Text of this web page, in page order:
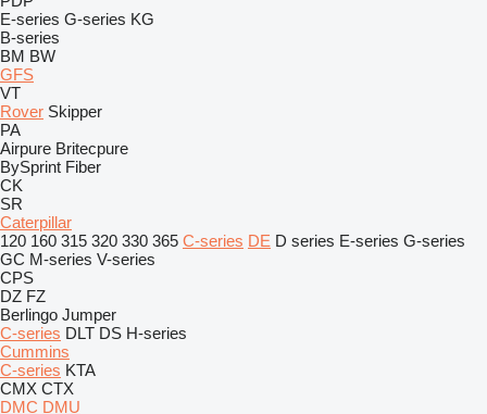
E-series G-series KG
B-series
BM BW
GFS
VT
Rover Skipper
PA
Airpure Britecpure
BySprint Fiber
CK
SR
Caterpillar
120 160 315 320 330 365 C-series DE D series E-series G-series
GC M-series V-series
CPS
DZ FZ
Berlingo Jumper
C-series DLT DS H-series
Cummins
C-series KTA
CMX CTX
DMC DMU